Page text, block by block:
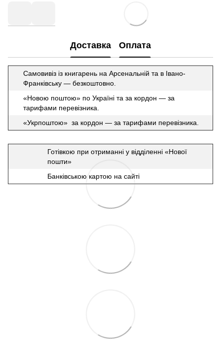
Доставка Оплата
Самовивіз із книгарень на Арсенальній та в Івано-
Франківську — безкоштовно.
«Новою поштою» по Україні та за кордон — за
тарифами перевізника.
«Укрпоштою» за кордон — за тарифами перевізника.
Готівкою при отриманні у відділенні «Нової
пошти»
Банківською картою на сайті